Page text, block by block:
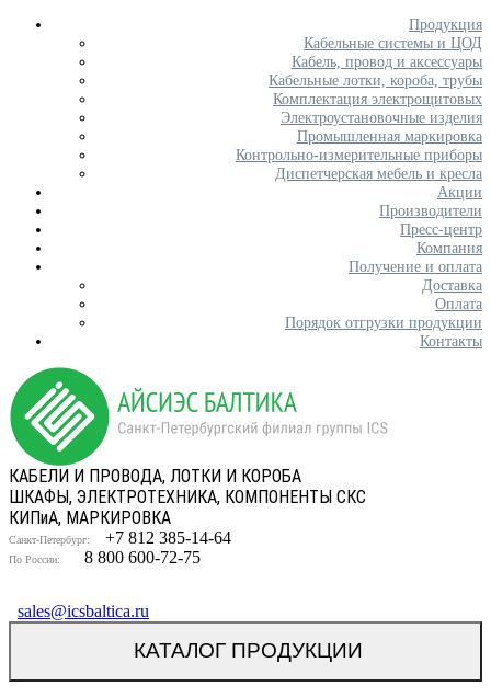
Продукция
Кабельные системы и ЦОД
Кабель, провод и аксессуары
Кабельные лотки, короба, трубы
Комплектация электрощитовых
Электроустановочные изделия
Промышленная маркировка
Контрольно-измерительные приборы
Диспетчерская мебель и кресла
Акции
Производители
Пресс-центр
Компания
Получение и оплата
Доставка
Оплата
Порядок отгрузки продукции
Контакты
КАБЕЛИ И ПРОВОДА, ЛОТКИ И КОРОБА
ШКАФЫ, ЭЛЕКТРОТЕХНИКА, КОМПОНЕНТЫ СКС
КИПиА, МАРКИРОВКА
Санкт-Петербург: +7 812 385-14-64
По России: 8 800 600-72-75
sales@icsbaltica.ru
КАТАЛОГ ПРОДУКЦИИ